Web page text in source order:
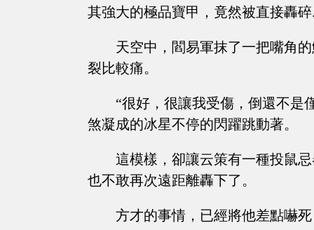
其強大的極品寶甲，竟然被直接轟碎
天空中，閻易軍抹了一把嘴角
裂比較痛。
“很好，很讓我受傷，倒還不是
煞凝成的冰星不停的閃躍跳動著。
這模樣，卻讓云策有一種投鼠
也不敢再次遠距離轟下了。
方才的事情，已經將他差點嚇